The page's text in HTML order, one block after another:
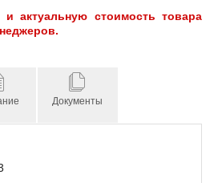
актуальную стоимость товара
Документы